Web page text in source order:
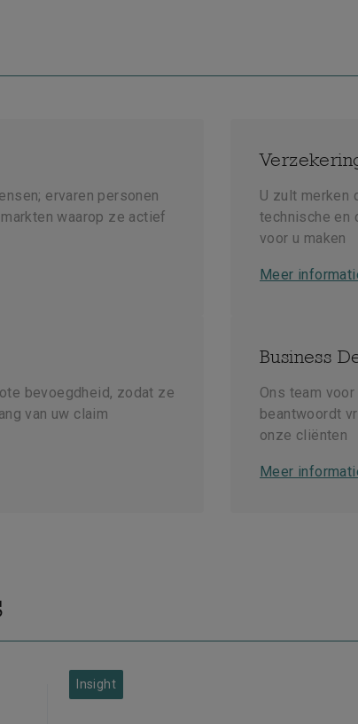
ervaren personen
waarop ze actief
U zult merken
technische en
voor u maken
Meer
bevoegdheid, zodat ze
van uw claim
Business
Ons team
beantwoordt
onze cliënten
Meer
Insight